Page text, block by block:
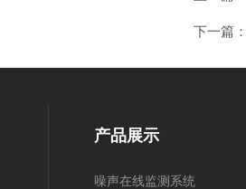
下一篇
产品展示
噪声在线监测系统